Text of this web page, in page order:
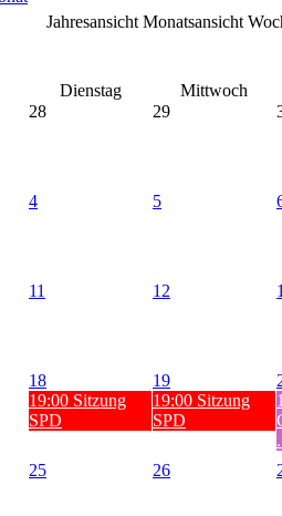
Jahresansicht Monatsansicht
Dienstag
Mittwoch
28 29
4 5
11 12
18
19:00 Sitzung
SPD
19
19:00 Sitzung
SPD
25 26